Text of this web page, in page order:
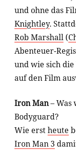
und ohne das
Knightley.
Rob Marshall (
Abenteuer-
und wie sich
auf den Film
Iron Man– Was
Bodyguard?
Wie erstheute
Iron Man 3